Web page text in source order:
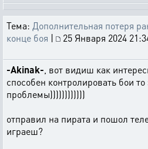
Тема: Дополнительная потеря
конце боя |
25 Января 2024
-Akinak- , вот видиш как
способен контролировать бои то
проблемы))))))))))))
отправил на пирата и пошол
играеш?